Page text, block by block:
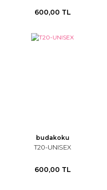
600,00 TL
budakoku
T20-UNISEX
600,00 TL